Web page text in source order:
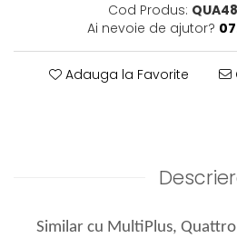
Cod Produs:
Ai nevoie de ajutor?
Adauga la Favorite
Similar cu MultiPlus,